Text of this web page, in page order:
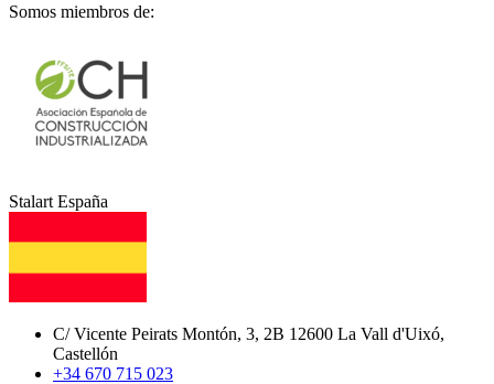
Somos miembros de:
Stalart España
C/ Vicente Peirats Montón, 3, 2B 12600 La Vall d'Uixó,
Castellón
+34 670 715 023